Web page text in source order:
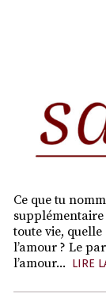
Ce que tu
supplémentaire
toute vie,
l’amour ? Le
l’amour... LIRE